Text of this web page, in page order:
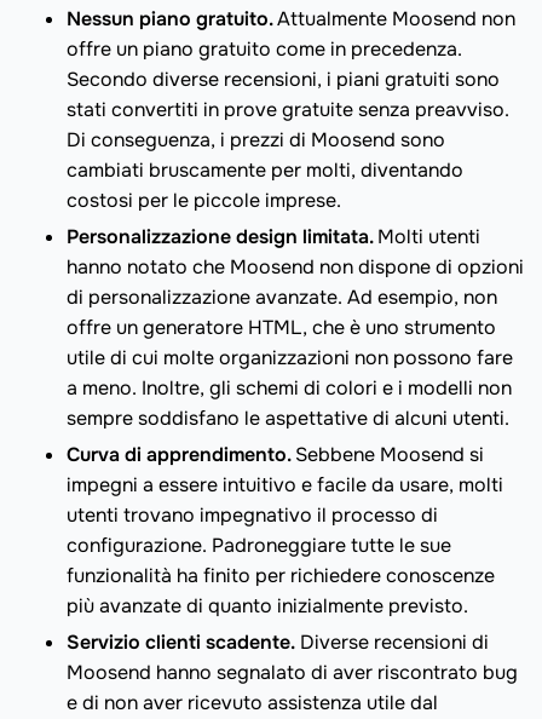
Nessun piano gratuito.Attualmente Moosend non
offre un piano gratuito come in precedenza.
Secondo diverse recensioni, i piani gratuiti sono
stati convertiti in prove gratuite senza preavviso.
Di conseguenza, i prezzi di Moosend sono
cambiati bruscamente per molti, diventando
costosi per le piccole imprese.
Personalizzazione design limitata.Molti utenti
hanno notato che Moosend non dispone di opzioni
di personalizzazione avanzate. Ad esempio, non
offre un generatore HTML, che è uno strumento
utile di cui molte organizzazioni non possono fare
a meno. Inoltre, gli schemi di colori e i modelli non
sempre soddisfano le aspettative di alcuni utenti.
Curva di apprendimento.Sebbene Moosend si
impegni a essere intuitivo e facile da usare, molti
utenti trovano impegnativo il processo di
configurazione. Padroneggiare tutte le sue
funzionalità ha finito per richiedere conoscenze
più avanzate di quanto inizialmente previsto.
Servizio clienti scadente. Diverse recensioni di
Moosend hanno segnalato di aver riscontrato bug
e di non aver ricevuto assistenza utile dal